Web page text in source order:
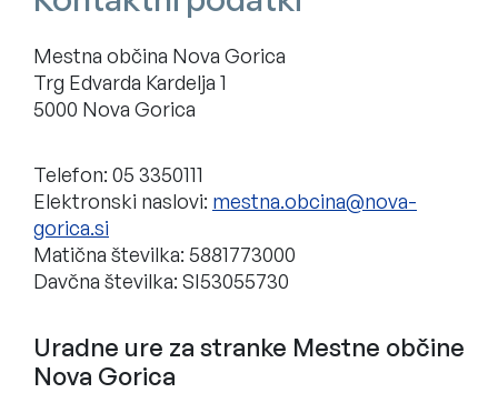
Mestna občina Nova Gorica
Trg Edvarda Kardelja 1
5000 Nova Gorica
Telefon: 05 3350111
Elektronski naslovi:
Matična številka: 5881773000
Davčna številka: SI53055730
Uradne ure za stranke Mestne občine
Nova Gorica